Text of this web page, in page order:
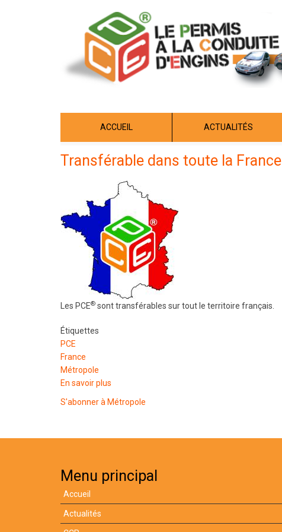
ACCUEIL ACTUALITÉS
Transférable dans toute la France
Les PCE® sont transférables sur tout le territoire français.
Étiquettes
PCE
France
Métropole
En savoir plus
Transférable
S'abonner à Métropole
Menu principal
Accueil
Actualités